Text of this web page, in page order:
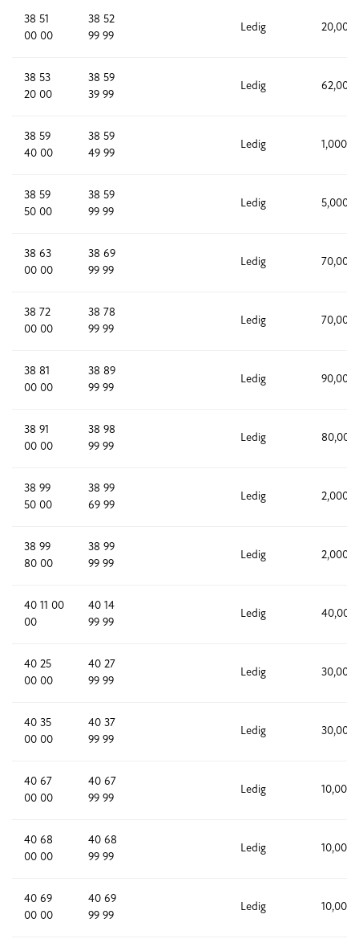
38 51
00 00
38 52
99 99
Ledig 20,000
38 53
20 00
38 59
39 99
Ledig 62,000
38 59
40 00
38 59
49 99
Ledig 1,000
38 59
50 00
38 59
99 99
Ledig 5,000
38 63
00 00
38 69
99 99
Ledig 70,000
38 72
00 00
38 78
99 99
Ledig 70,000
38 81
00 00
38 89
99 99
Ledig 90,000
38 91
00 00
38 98
99 99
Ledig 80,000
38 99
50 00
38 99
69 99
Ledig 2,000
38 99
80 00
38 99
99 99
Ledig 2,000
40 11 00
00
40 14
99 99
Ledig 40,000
40 25
00 00
40 27
99 99
Ledig 30,000
40 35
00 00
40 37
99 99
Ledig 30,000
40 67
00 00
40 67
99 99
Ledig 10,000
40 68
00 00
40 68
99 99
Ledig 10,000
40 69
00 00
40 69
99 99
Ledig 10,000